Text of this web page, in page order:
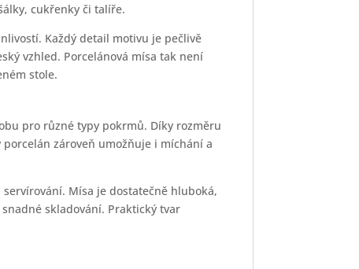
cukřenky či talíře.
Každý detail motivu je pečlivě
vzhled. Porcelánová mísa tak není
stole.
pro různé typy pokrmů. Díky rozměru
zároveň umožňuje i míchání a
Mísa je dostatečně hluboká,
skladování. Praktický tvar